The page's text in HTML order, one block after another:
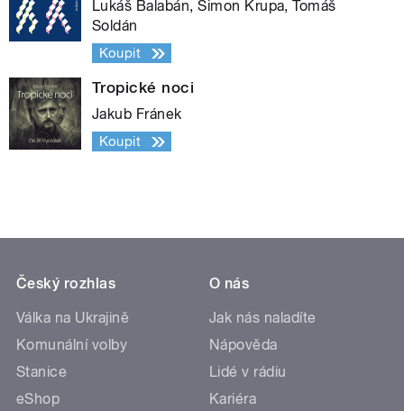
Lukáš Balabán, Šimon Krupa, Tomáš
Soldán
Koupit
Tropické noci
Jakub Fránek
Koupit
Český rozhlas
Válka na Ukrajině
Komunální volby
Stanice
eShop
O nás
Jak nás naladíte
Nápověda
Lidé v rádiu
Kariéra